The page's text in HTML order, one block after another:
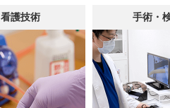
看護技術 手術・